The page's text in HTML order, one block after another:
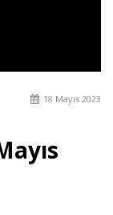
18 Mayıs 2023